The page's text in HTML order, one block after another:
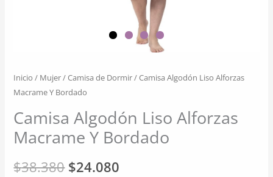
Inicio / Mujer/Camisa de Dormir/ Camisa Algodón Liso Alforzas
Macrame Y Bordado
Camisa Algodón Liso Alforzas
Macrame Y Bordado
$38.380 El
$24.080